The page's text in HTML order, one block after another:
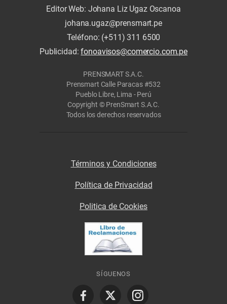
Editor Web: Johana Liz Ugaz Oscanoa
johana.ugaz@prensmart.pe
Teléfono: (+511) 311 6500
Publicidad:fonoavisos@comercio.com.pe
PRENSMART S.A.C.
Prensmart Calle Paracas #532
Pueblo Libre, Lima - Perú
Copyright © PrenSmart S.A.C.
Todos los derechos reservados
Términos y Condiciones
Política de Privacidad
Politica de Cookies
SÍGUENOS